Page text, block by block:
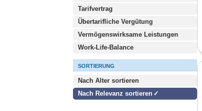
Tarifvertrag
Übertarifliche Vergütung
Vermögenswirksame Leistungen
Work-Life-Balance
SORTIERUNG
Nach Alter sortieren
Nach Relevanz sortieren